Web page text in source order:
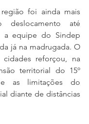
foi ainda mais
deslocamento até
a equipe do Sindep
já na madrugada. O
reforçou, na
territorial do 15º
e as limitações do
diante de distâncias